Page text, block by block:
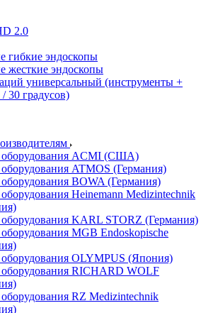
2.0
гибкие эндоскопы
жесткие эндоскопы
универсальный (инструменты +
30 градусов)
оборудования ACMI (США)
ATMOS (Германия)
BOWA (Германия)
Heinemann Medizintechnik
KARL STORZ (Германия)
MGB Endoskopische
OLYMPUS (Япония)
RICHARD WOLF
RZ Medizintechnik